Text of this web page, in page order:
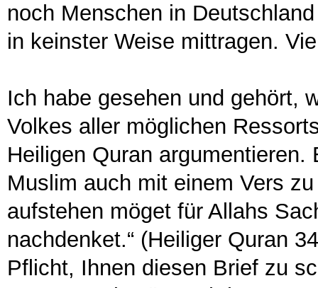
noch Menschen in
in keinster Weise mittragen.
Ich habe gesehen und gehört,
Volkes aller möglichen
Heiligen Quran
Muslim auch mit einem Vers
aufstehen möget für Allahs
nachdenket.“ (Heiliger Quran
Pflicht, Ihnen diesen Brief zu